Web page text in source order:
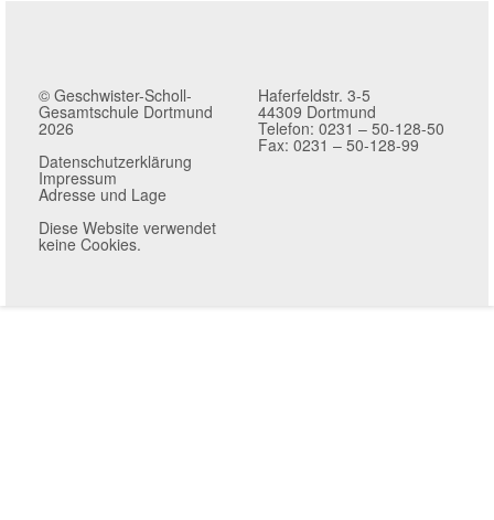
© Geschwister-Scholl-
Gesamtschule Dortmund
2026
Datenschutzerklärung
Impressum
Adresse und Lage
Diese Website verwendet
keine Cookies.
Haferfeldstr. 3-5
44309 Dortmund
Telefon: 0231 – 50-128-50
Fax: 0231 – 50-128-99